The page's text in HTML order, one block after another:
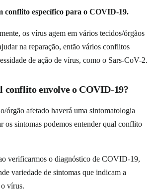
conflito específico para o COVID-19.
os vírus agem em vários tecidos/órgãos
na reparação, então vários conflitos
de ação de vírus, como o Sars-CoV-2.
conflito envolve o COVID-19?
órgão afetado haverá uma sintomatologia
os sintomas podemos entender qual conflito
verificarmos o diagnóstico de COVID-19,
variedade de sintomas que indicam a
vírus.